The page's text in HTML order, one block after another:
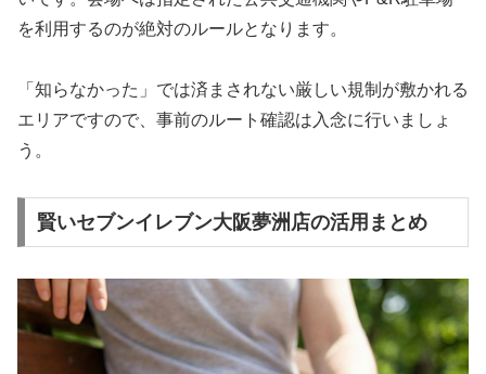
を利用するのが絶対のルールとなります。
「知らなかった」では済まされない厳しい規制が敷かれる
エリアですので、事前のルート確認は入念に行いましょ
う。
賢いセブンイレブン大阪夢洲店の活用まとめ